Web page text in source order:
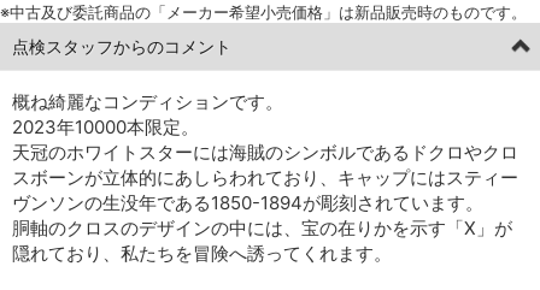
※中古及び委託商品の「メーカー希望小売価格」は新品販売時のものです。
点検スタッフからのコメント
概ね綺麗なコンディションです。
2023年10000本限定。
天冠のホワイトスターには海賊のシンボルであるドクロやクロ
スボーンが立体的にあしらわれており、キャップにはスティー
ヴンソンの生没年である1850-1894が彫刻されています。
胴軸のクロスのデザインの中には、宝の在りかを示す「X」が
隠れており、私たちを冒険へ誘ってくれます。